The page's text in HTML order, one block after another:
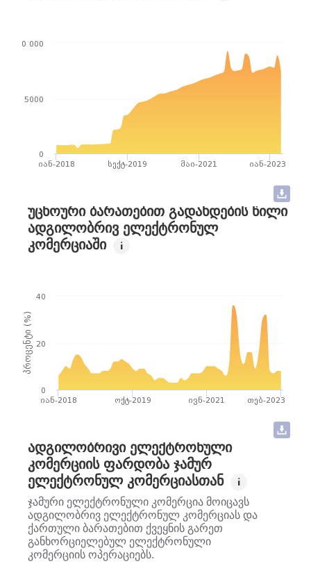
იან-2018 სექტ-2019 მაი-2021 იან-2023
0
5000
10 000
პროცენტი (%)
იან-2018 ოქტ-2019 ივნ-2021 თებ-2023
0
20
40
ᲣᲪᲮᲝᲣᲠᲘ ᲑᲐᲠᲐᲗᲔᲑᲘᲗ ᲒᲐᲓᲐᲮᲓᲔᲑᲘᲡ ᲬᲘᲚᲘ
ᲐᲓᲒᲘᲚᲝᲑᲠᲘᲕ ᲔᲚᲔᲥᲢᲠᲝᲜᲣᲚ
ᲙᲝᲛᲔᲠᲪᲘᲐᲨᲘ
i
ᲐᲓᲒᲘᲚᲝᲑᲠᲘᲕᲘ ᲔᲚᲔᲥᲢᲠᲝᲜᲣᲚᲘ
ᲙᲝᲛᲔᲠᲪᲘᲘᲡ ᲤᲐᲠᲓᲝᲑᲐ ᲯᲐᲛᲣᲠ
ᲔᲚᲔᲥᲢᲠᲝᲜᲣᲚ ᲙᲝᲛᲔᲠᲪᲘᲐᲡᲗᲐᲜ
i
ჯამური ელექტრონული კომერცია მოიცავს
ადგილობრივ ელექტრონულ კომერციას და
ქართული ბარათებით ქვეყნის გარეთ
განხორციელებულ ელექტრონული
კომერციის ოპერაციებს.